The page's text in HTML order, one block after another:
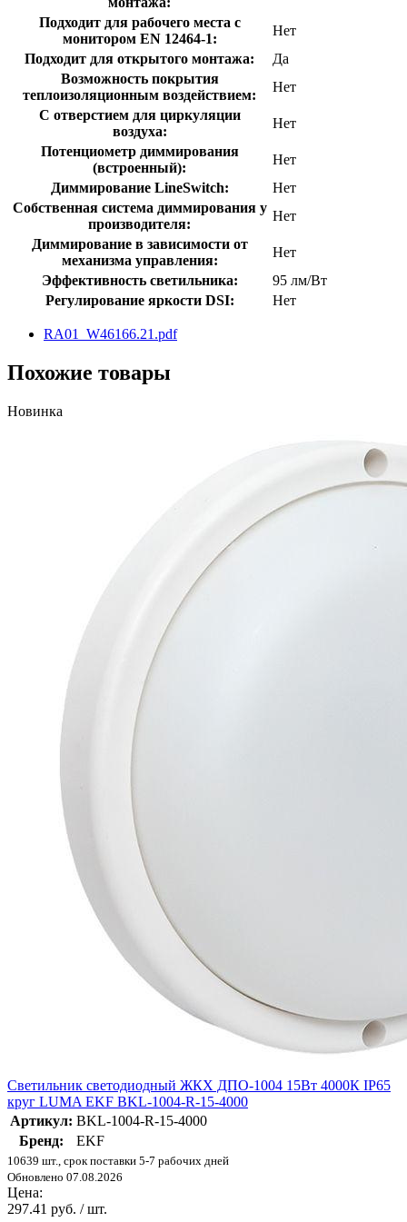
Подходит для рабочего места с
монитором EN 12464-1:
Нет
Подходит для открытого монтажа:
Да
Возможность покрытия
теплоизоляционным воздействием:
Нет
С отверстием для циркуляции
воздуха:
Нет
Потенциометр диммирования
(встроенный):
Нет
Диммирование LineSwitch:
Нет
Собственная система диммирования у
производителя:
Нет
Диммирование в зависимости от
механизма управления:
Нет
Эффективность светильника:
95 лм/Вт
Регулирование яркости DSI:
Нет
RA01_W46166.21.pdf
Похожие товары
Новинка
Светильник светодиодный ЖКХ ДПО-1004 15Вт 4000К IP65
круг LUMA EKF BKL-1004-R-15-4000
Артикул: BKL-1004-R-15-4000
Бренд:
EKF
10639 шт., срок поставки 5-7 рабочих дней
Обновлено 07.08.2026
Цена:
297.41 руб. / шт.